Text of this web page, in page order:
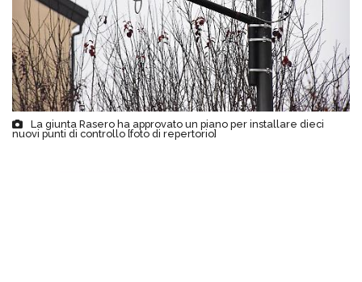
La giunta Rasero ha approvato un piano per installare dieci
nuovi punti di controllo [foto di repertorio]